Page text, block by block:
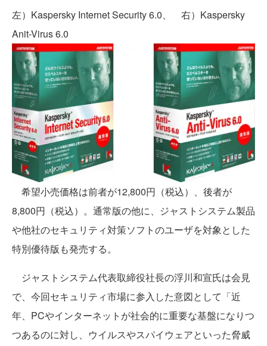
左）Kaspersky Internet Security 6.0、 右）Kaspersky
Anit-Virus 6.0
希望小売価格は前者が12,800円（税込）、後者が
8,800円（税込）。通常版の他に、ジャストシステム製品
や他社のセキュリティ対策ソフトのユーザを対象とした
特別優待版も発売する。
ジャストシステム代表取締役社長の浮川和宣氏は会見
で、今回セキュリティ市場に参入した意図として「近
年、PCやインターネットが社会的に重要な基盤になりつ
つあるのに対し、ウイルスやスパイウェアといった脅威